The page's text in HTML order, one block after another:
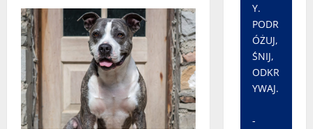
Y.
PODR
ÓŻUJ,
ŚNIJ,
ODKR
YWAJ.
-